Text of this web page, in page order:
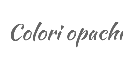
Colori opachi